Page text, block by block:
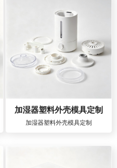
加湿器塑料外壳模具定制
加湿器塑料外壳模具定制